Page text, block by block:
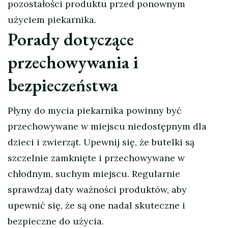
pozostałości produktu przed ponownym
użyciem piekarnika.
Porady dotyczące
przechowywania i
bezpieczeństwa
Płyny do mycia piekarnika powinny być
przechowywane w miejscu niedostępnym dla
dzieci i zwierząt. Upewnij się, że butelki są
szczelnie zamknięte i przechowywane w
chłodnym, suchym miejscu. Regularnie
sprawdzaj daty ważności produktów, aby
upewnić się, że są one nadal skuteczne i
bezpieczne do użycia.